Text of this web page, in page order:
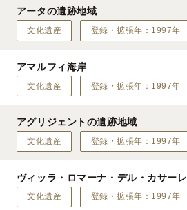
アータの遺跡地域
文化遺産 登録・拡張年：1997年
アマルフィ海岸
文化遺産 登録・拡張年：1997年
アグリジェントの遺跡地域
文化遺産 登録・拡張年：1997年
ヴィッラ・ロマーナ・デル・カサーレ
文化遺産 登録・拡張年：1997年